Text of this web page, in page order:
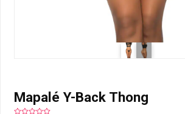
Mapalé Y-Back Thong